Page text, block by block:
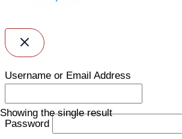
Showing the single result
Username or Email Address
Password